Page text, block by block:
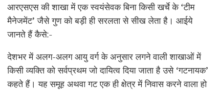
आरएसएस की शाखा में एक स्वयंसेवक बिना किसी खर्चे के ‘टीम
मैनेजमेंट’ जैसे गुण को बड़ी ही सरलता से सीख लेता है। आईये
जानते हैं कैसे:-
देशभर में अलग-अलग आयु वर्ग के अनुसार लगने वाली शाखाओं में
किसी व्यक्ति को सर्वप्रथम जो दायित्व दिया जाता है उसे ‘गटनायक’
कहते हैं। यह समूह अथवा गट एक ही क्षेत्र में निवास करने वाला हो